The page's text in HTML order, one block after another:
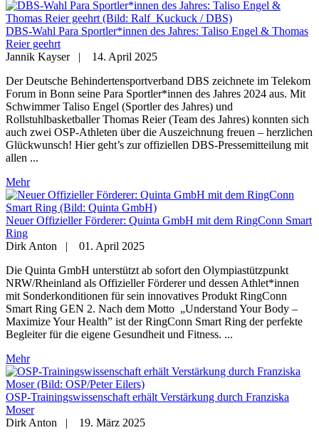
DBS-Wahl Para Sportler*innen des Jahres: Taliso Engel & Thomas
Reier geehrt
Jannik Kayser| 14. April 2025
Der Deutsche Behindertensportverband DBS zeichnete im Telekom
Forum in Bonn seine Para Sportler*innen des Jahres 2024 aus. Mit
Schwimmer Taliso Engel (Sportler des Jahres) und
Rollstuhlbasketballer Thomas Reier (Team des Jahres) konnten sich
auch zwei OSP-Athleten über die Auszeichnung freuen – herzlichen
Glückwunsch! Hier geht’s zur offiziellen DBS-Pressemitteilung mit
allen ...
Mehr
Neuer Offizieller Förderer: Quinta GmbH mit dem RingConn Smart
Ring
Dirk Anton | 01. April 2025
Die Quinta GmbH unterstützt ab sofort den Olympiastützpunkt
NRW/Rheinland als Offizieller Förderer und dessen Athlet*innen
mit Sonderkonditionen für sein innovatives Produkt RingConn
Smart Ring GEN 2. Nach dem Motto „Understand Your Body –
Maximize Your Health” ist der RingConn Smart Ring der perfekte
Begleiter für die eigene Gesundheit und Fitness. ...
Mehr
OSP-Trainingswissenschaft erhält Verstärkung durch Franziska
Moser
Dirk Anton | 19. März 2025